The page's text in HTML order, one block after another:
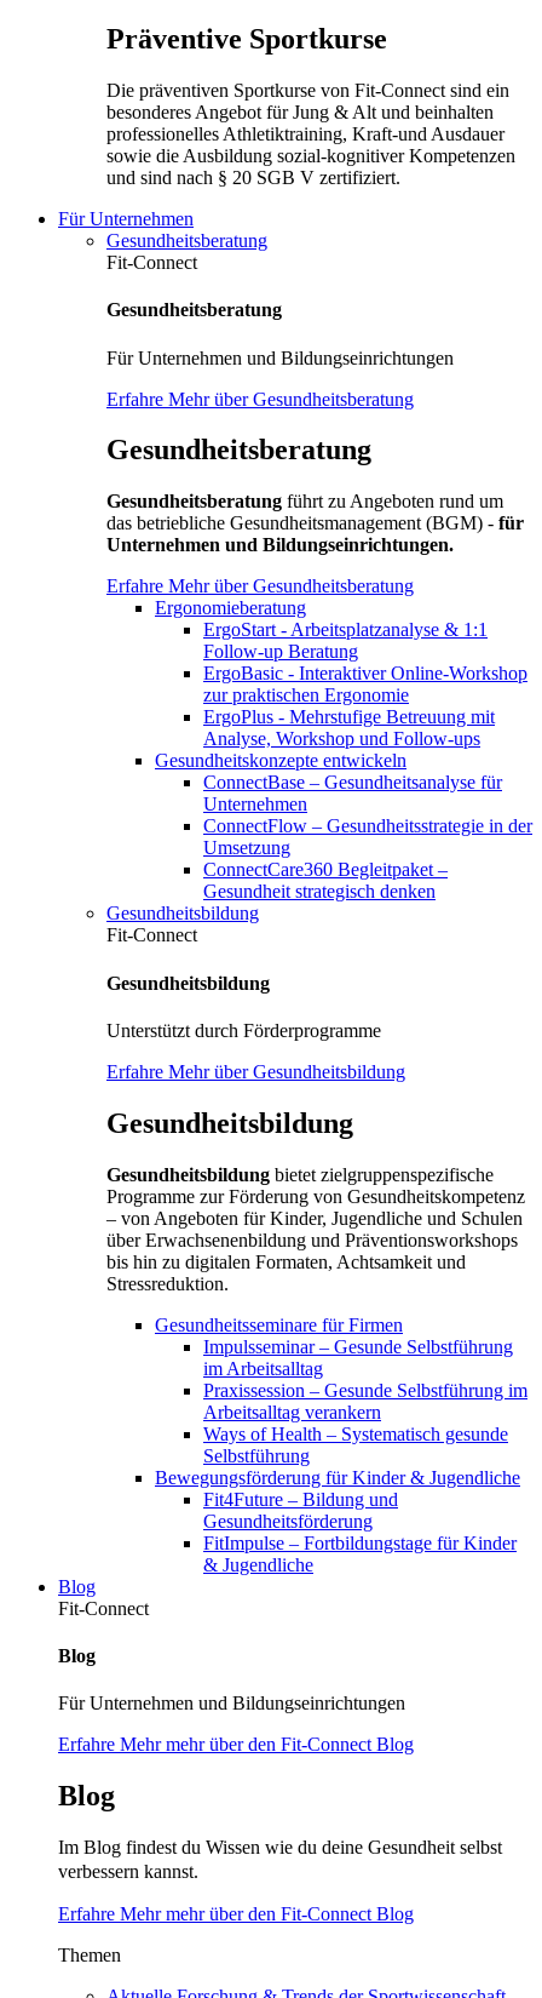
Präventive Sportkurse
Die präventiven Sportkurse von Fit-Connect sind ein
besonderes Angebot für Jung & Alt und beinhalten
professionelles Athletiktraining, Kraft-und Ausdauer
sowie die Ausbildung sozial-kognitiver Kompetenzen
und sind nach § 20 SGB V zertifiziert.
Für Unternehmen
Gesundheitsberatung
Fit-Connect
Gesundheitsberatung
Für Unternehmen und Bildungseinrichtungen
Erfahre Mehr über Gesundheitsberatung
Gesundheitsberatung
Gesundheitsberatung führt zu Angeboten rund um
das betriebliche Gesundheitsmanagement (BGM) - für
Unternehmen und Bildungseinrichtungen.
Erfahre Mehr über Gesundheitsberatung
Ergonomieberatung
ErgoStart - Arbeitsplatzanalyse & 1:1
Follow-up Beratung
ErgoBasic - Interaktiver Online-Workshop
zur praktischen Ergonomie
ErgoPlus - Mehrstufige Betreuung mit
Analyse, Workshop und Follow-ups
Gesundheitskonzepte entwickeln
ConnectBase – Gesundheitsanalyse für
Unternehmen
ConnectFlow – Gesundheitsstrategie in der
Umsetzung
ConnectCare360 Begleitpaket –
Gesundheit strategisch denken
Gesundheitsbildung
Fit-Connect
Gesundheitsbildung
Unterstützt durch Förderprogramme
Erfahre Mehr über Gesundheitsbildung
Gesundheitsbildung
Gesundheitsbildung bietet zielgruppenspezifische
Programme zur Förderung von Gesundheitskompetenz
– von Angeboten für Kinder, Jugendliche und Schulen
über Erwachsenenbildung und Präventionsworkshops
bis hin zu digitalen Formaten, Achtsamkeit und
Stressreduktion.
Gesundheitsseminare für Firmen
Impulsseminar – Gesunde Selbstführung
im Arbeitsalltag
Praxissession – Gesunde Selbstführung im
Arbeitsalltag verankern
Ways of Health – Systematisch gesunde
Selbstführung
Bewegungsförderung für Kinder & Jugendliche
Fit4Future – Bildung und
Gesundheitsförderung
FitImpulse – Fortbildungstage für Kinder
& Jugendliche
Blog
Fit-Connect
Blog
Für Unternehmen und Bildungseinrichtungen
Erfahre Mehr mehr über den Fit-Connect Blog
Blog
Im Blog findest du Wissen wie du deine Gesundheit selbst
verbessern kannst.
Erfahre Mehr mehr über den Fit-Connect Blog
Themen